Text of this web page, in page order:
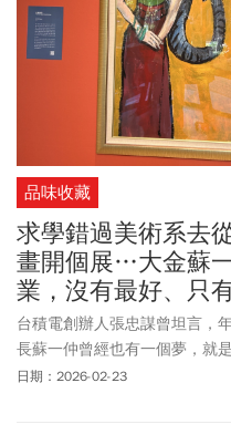
品味收藏
求學錯過美術系去
畫開個展…大金蘇
業，沒有最好、只
台積電創辦人張忠謀曾坦言，
長蘇一仲曾經也有一個夢，就
路，起點是書法，之後拓展到
日期：2026-02-23